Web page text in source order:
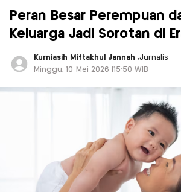
Peran Besar Perempuan
Keluarga Jadi Sorotan di
Kurniasih Miftakhul Jannah,Jurnalis
Minggu, 10 Mei 2026 |15:50 WIB